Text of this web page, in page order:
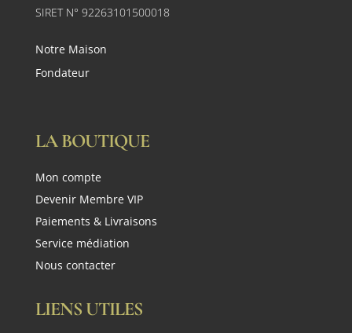
SIRET N° 92263101500018
Notre Maison
Fondateur
LA BOUTIQUE
Mon compte
Devenir Membre VIP
Paiements & Livraisons
Service médiation
Nous contacter
LIENS UTILES